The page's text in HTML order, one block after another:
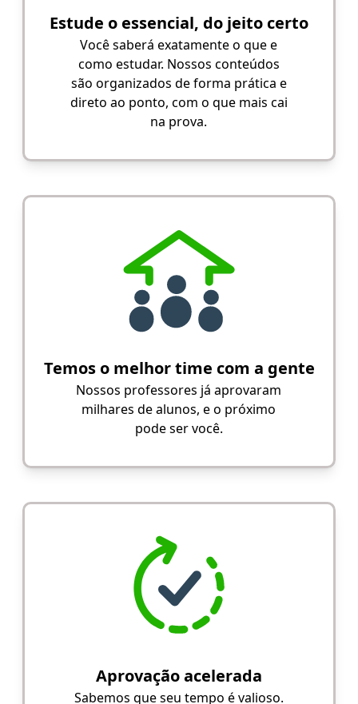
Estude o essencial, do jeito certo
Você saberá exatamente o que e
como estudar. Nossos conteúdos
são organizados de forma prática e
direto ao ponto, com o que mais cai
na prova.
Temos o melhor time com a gente
Nossos professores já aprovaram
milhares de alunos, e o próximo
pode ser você.
Aprovação acelerada
Sabemos que seu tempo é valioso.